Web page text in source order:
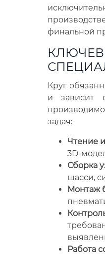
финальной
Круг
и зависит
задач:
Чтение
3D-
Сборка
шасси,
Монтаж
Работа